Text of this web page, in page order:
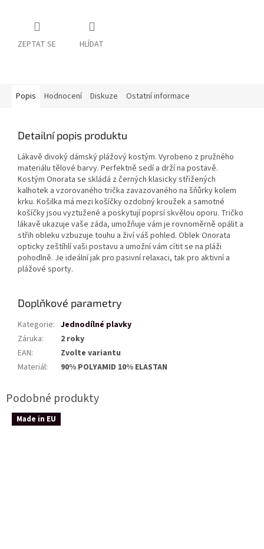
ZEPTAT SE HLÍDAT
Popis Hodnocení Diskuze Ostatní informace
Detailní popis produktu
Lákavě divoký dámský plážový kostým. Vyrobeno z pružného
materiálu tělové barvy. Perfektně sedí a drží na postavě.
Kostým Onorata se skládá z černých klasicky střižených
kalhotek a vzorovaného trička zavazovaného na šňůrky kolem
krku. Košilka má mezi košíčky ozdobný kroužek a samotné
košíčky jsou vyztužené a poskytují poprsí skvělou oporu. Tričko
lákavě ukazuje vaše záda, umožňuje vám je rovnoměrně opálit a
střih obleku vzbuzuje touhu a živí váš pohled. Oblek Onorata
opticky zeštíhlí vaši postavu a umožní vám cítit se na pláži
pohodlně. Je ideální jak pro pasivní relaxaci, tak pro aktivní a
plážové sporty.
Doplňkové parametry
Kategorie: Jednodílné plavky
Záruka:
2 roky
EAN:
Zvolte variantu
Materiál: 90% POLYAMID 10% ELASTAN
Made in EU